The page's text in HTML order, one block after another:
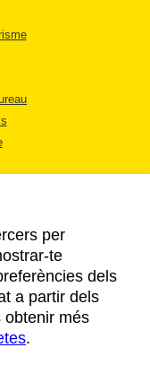
per
te
dels
a partir dels
obtenir més
.